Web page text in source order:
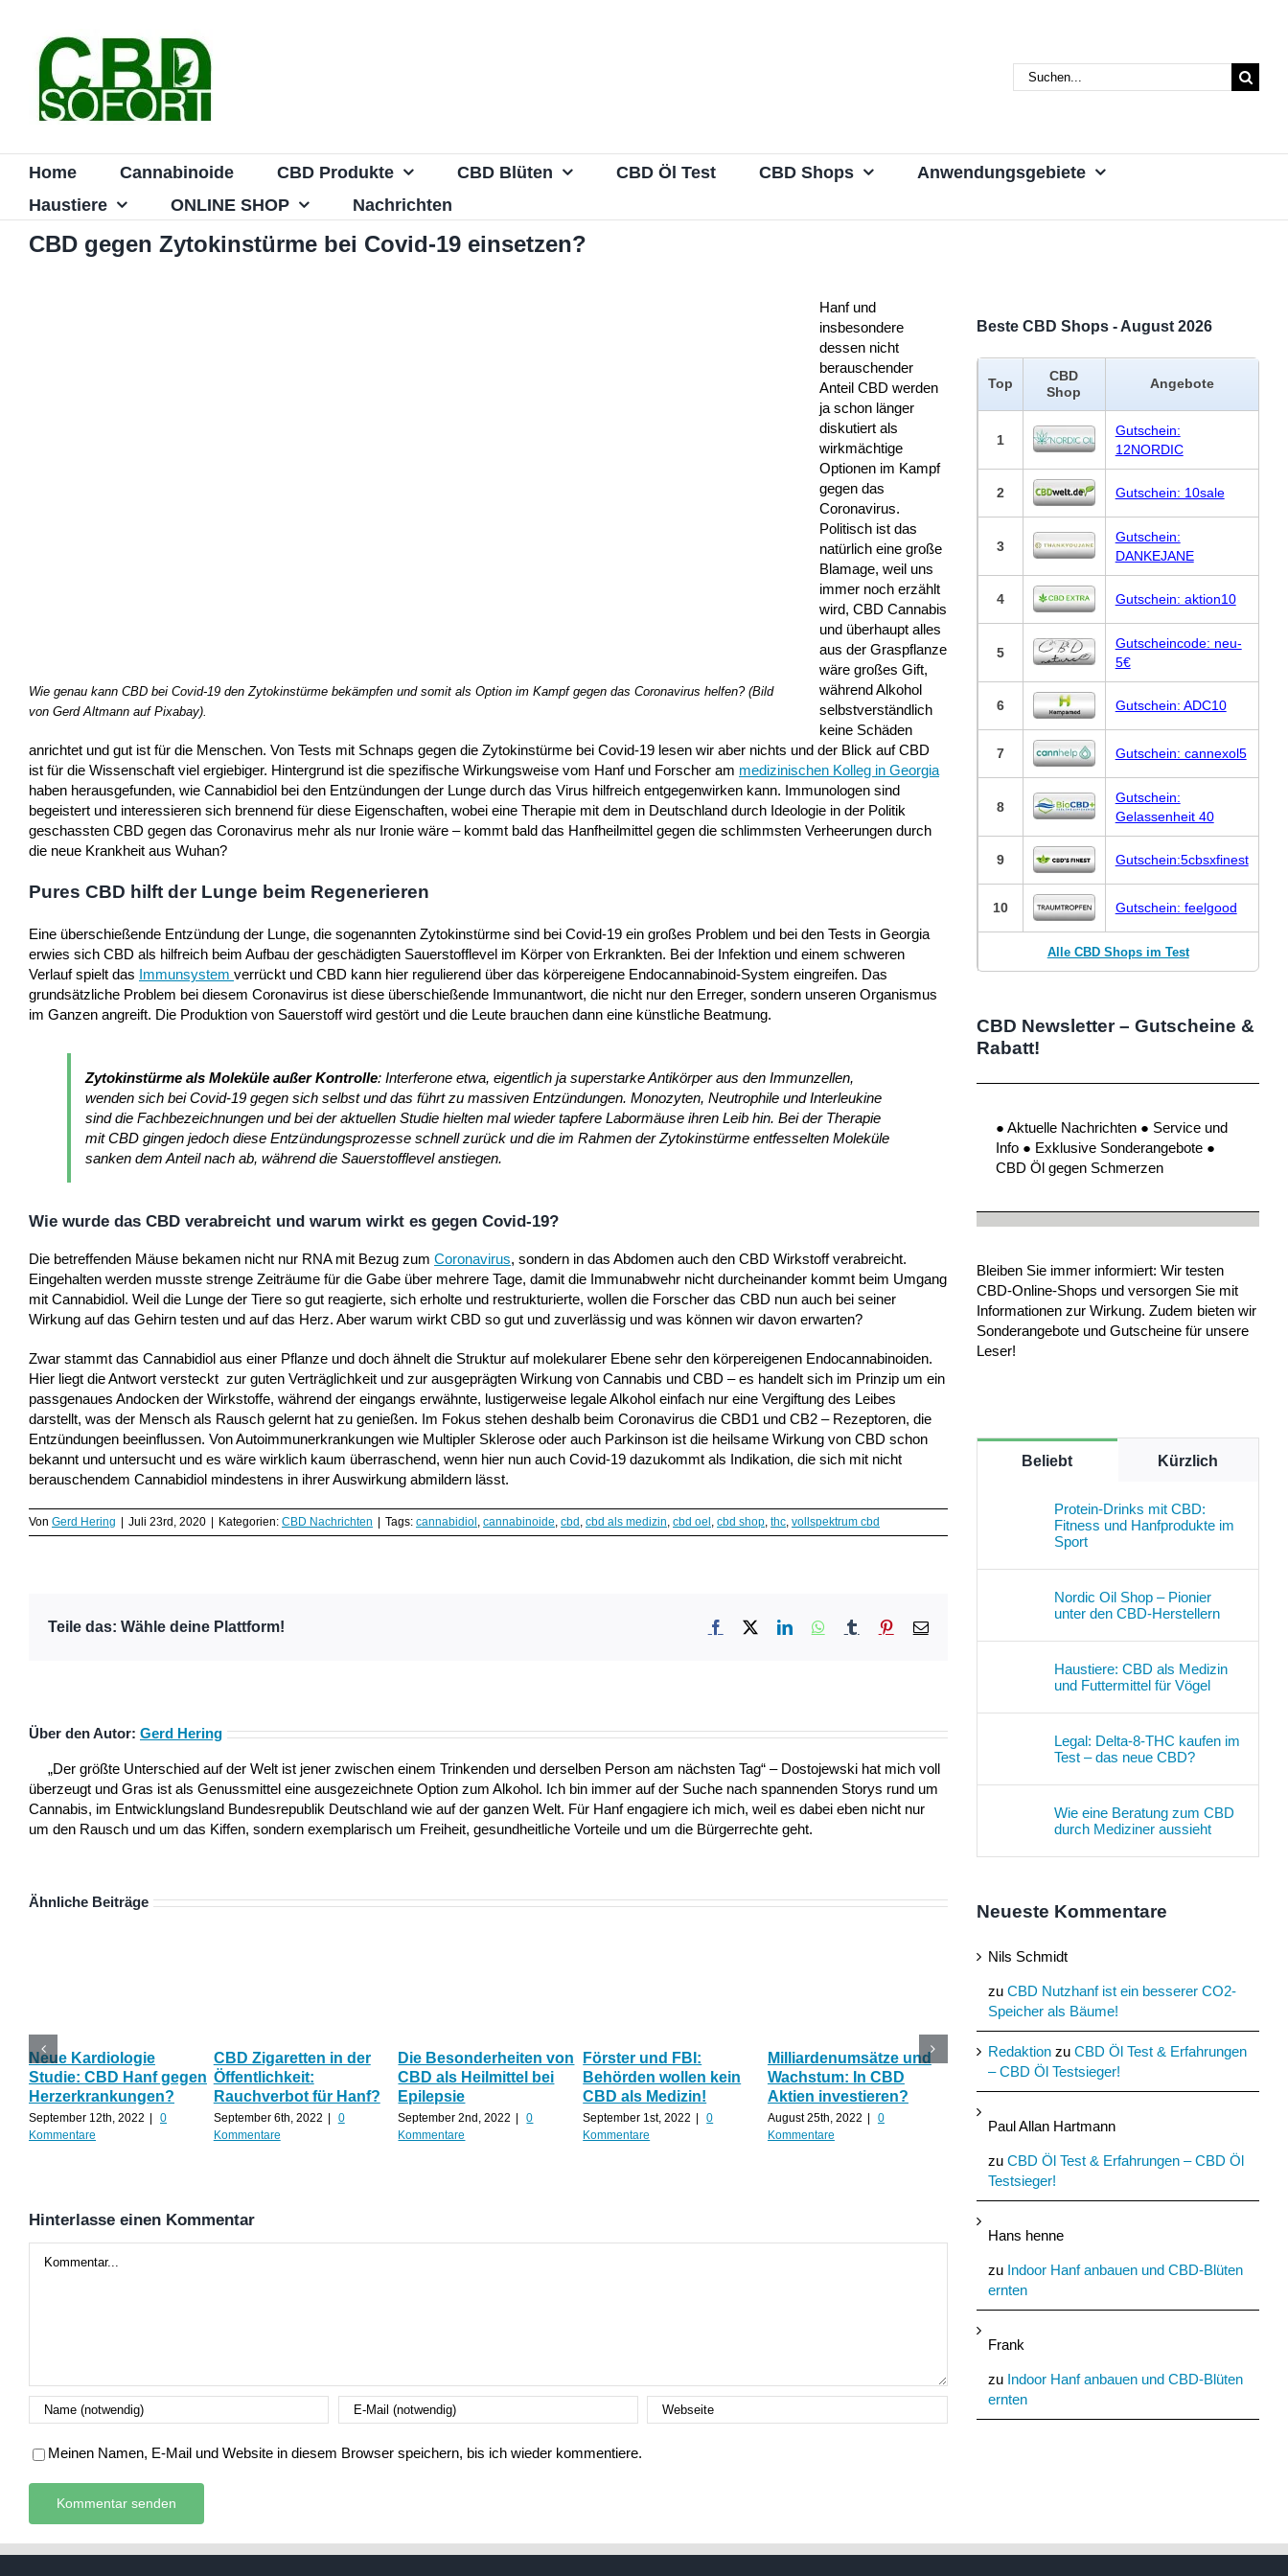
springen
Suche
nach:
Home Cannabinoide CBD Produkte CBD Blüten CBD Öl Test CBD Shops
Anwendungsgebiete
Haustiere
ONLINE SHOP Nachrichten
CBD gegen Zytokinstürme bei Covid-19 einsetzen?
Wie genau kann CBD bei Covid-19 den Zytokinstürme bekämpfen und somit als Option im Kampf gegen das Coronavirus helfen? (Bild
von Gerd Altmann auf Pixabay).
Hanf und
insbesondere
dessen nicht
berauschender
Anteil CBD werden
ja schon länger
diskutiert als
wirkmächtige
Optionen im Kampf
gegen das
Coronavirus.
Politisch ist das
natürlich eine große
Blamage, weil uns
immer noch erzählt
wird, CBD Cannabis
und überhaupt alles
aus der Graspflanze
wäre großes Gift,
während Alkohol
selbstverständlich
keine Schäden
anrichtet und gut ist für die Menschen. Von Tests mit Schnaps gegen die Zytokinstürme bei Covid-19 lesen wir aber nichts und der Blick auf CBD
ist für die Wissenschaft viel ergiebiger. Hintergrund ist die spezifische Wirkungsweise vom Hanf und Forscher am medizinischen Kolleg in Georgia
haben herausgefunden, wie Cannabidiol bei den Entzündungen der Lunge durch das Virus hilfreich entgegenwirken kann. Immunologen sind
begeistert und interessieren sich brennend für diese Eigenschaften, wobei eine Therapie mit dem in Deutschland durch Ideologie in der Politik
geschassten CBD gegen das Coronavirus mehr als nur Ironie wäre – kommt bald das Hanfheilmittel gegen die schlimmsten Verheerungen durch
die neue Krankheit aus Wuhan?
Pures CBD hilft der Lunge beim Regenerieren
Eine überschießende Entzündung der Lunge, die sogenannten Zytokinstürme sind bei Covid-19 ein großes Problem und bei den Tests in Georgia
erwies sich CBD als hilfreich beim Aufbau der geschädigten Sauerstofflevel im Körper von Erkrankten. Bei der Infektion und einem schweren
Verlauf spielt das Immunsystem verrückt und CBD kann hier regulierend über das körpereigene Endocannabinoid-System eingreifen. Das
grundsätzliche Problem bei diesem Coronavirus ist diese überschießende Immunantwort, die nicht nur den Erreger, sondern unseren Organismus
im Ganzen angreift. Die Produktion von Sauerstoff wird gestört und die Leute brauchen dann eine künstliche Beatmung.
Zytokinstürme als Moleküle außer Kontrolle: Interferone etwa, eigentlich ja superstarke Antikörper aus den Immunzellen,
wenden sich bei Covid-19 gegen sich selbst und das führt zu massiven Entzündungen. Monozyten, Neutrophile und Interleukine
sind die Fachbezeichnungen und bei der aktuellen Studie hielten mal wieder tapfere Labormäuse ihren Leib hin. Bei der Therapie
mit CBD gingen jedoch diese Entzündungsprozesse schnell zurück und die im Rahmen der Zytokinstürme entfesselten Moleküle
sanken dem Anteil nach ab, während die Sauerstofflevel anstiegen.
Wie wurde das CBD verabreicht und warum wirkt es gegen Covid-19?
Die betreffenden Mäuse bekamen nicht nur RNA mit Bezug zum Coronavirus, sondern in das Abdomen auch den CBD Wirkstoff verabreicht.
Eingehalten werden musste strenge Zeiträume für die Gabe über mehrere Tage, damit die Immunabwehr nicht durcheinander kommt beim Umgang
mit Cannabidiol. Weil die Lunge der Tiere so gut reagierte, sich erholte und restrukturierte, wollen die Forscher das CBD nun auch bei seiner
Wirkung auf das Gehirn testen und auf das Herz. Aber warum wirkt CBD so gut und zuverlässig und was können wir davon erwarten?
Zwar stammt das Cannabidiol aus einer Pflanze und doch ähnelt die Struktur auf molekularer Ebene sehr den körpereigenen Endocannabinoiden.
Hier liegt die Antwort versteckt zur guten Verträglichkeit und zur ausgeprägten Wirkung von Cannabis und CBD – es handelt sich im Prinzip um ein
passgenaues Andocken der Wirkstoffe, während der eingangs erwähnte, lustigerweise legale Alkohol einfach nur eine Vergiftung des Leibes
darstellt, was der Mensch als Rausch gelernt hat zu genießen. Im Fokus stehen deshalb beim Coronavirus die CBD1 und CB2 – Rezeptoren, die
Entzündungen beeinflussen. Von Autoimmunerkrankungen wie Multipler Sklerose oder auch Parkinson ist die heilsame Wirkung von CBD schon
bekannt und untersucht und es wäre wirklich kaum überraschend, wenn hier nun auch Covid-19 dazukommt als Indikation, die sich mit nicht
berauschendem Cannabidiol mindestens in ihrer Auswirkung abmildern lässt.
Von Gerd Hering | Juli 23rd, 2020 | Kategorien: CBD Nachrichten | Tags: cannabidiol, cannabinoide, cbd, cbd als medizin, cbd oel, cbd shop, thc, vollspektrum cbd
Teile das: Wähle deine Plattform! Facebook
X LinkedInWhatsApp
TumblrPinterest
E-
Über den Autor: Gerd Hering
„Der größte Unterschied auf der Welt ist jener zwischen einem Trinkenden und derselben Person am nächsten Tag“ – Dostojewski hat mich voll
überzeugt und Gras ist als Genussmittel eine ausgezeichnete Option zum Alkohol. Ich bin immer auf der Suche nach spannenden Storys rund um
Cannabis, im Entwicklungsland Bundesrepublik Deutschland wie auf der ganzen Welt. Für Hanf engagiere ich mich, weil es dabei eben nicht nur
um den Rausch und um das Kiffen, sondern exemplarisch um Freiheit, gesundheitliche Vorteile und um die Bürgerrechte geht.
Ähnliche Beiträge
Neue Kardiologie
Studie: CBD Hanf gegen
Herzerkrankungen?
September 12th, 2022 |
0
Kommentare
CBD Zigaretten in der
Öffentlichkeit:
Rauchverbot für Hanf?
September 6th, 2022 |
0
Kommentare
Die Besonderheiten von
CBD als Heilmittel bei
Epilepsie
September 2nd, 2022 |
0
Kommentare
Förster und FBI:
Behörden wollen kein
CBD als Medizin!
September 1st, 2022 |
0
Kommentare
Milliardenumsätze und
Wachstum: In CBD
Aktien investieren?
August 25th, 2022 |
0
Kommentare
Katerstimmung: Wie
hilfreich ist CBD Hanf
nach zu viel Alkohol?
August 24th, 2022
Kommentare
Das Ökohaus aus
Cannabinoide als
Kommentare
Hinterlasse einen Kommentar
Meinen Namen, E-Mail und Website in diesem Browser speichern, bis ich wieder kommentiere.
Beste CBD Shops - August 2026
Top
CBD
Shop
Angebote
1
Gutschein:
12NORDIC
2 Gutschein: 10sale
3
Gutschein:
DANKEJANE
4 Gutschein: aktion10
5
Gutscheincode: neu-
5€
6 Gutschein: ADC10
7 Gutschein: cannexol5
8
Gutschein:
Gelassenheit 40
9 Gutschein:5cbsxfinest
10 Gutschein: feelgood
Alle CBD Shops im Test
CBD Newsletter – Gutscheine &
Rabatt!
● Aktuelle Nachrichten ● Service und
Info ● Exklusive Sonderangebote ●
CBD Öl gegen Schmerzen
Bleiben Sie immer informiert: Wir testen
CBD-Online-Shops und versorgen Sie mit
Informationen zur Wirkung. Zudem bieten wir
Sonderangebote und Gutscheine für unsere
Leser!
Beliebt Kürzlich
Protein-Drinks mit CBD:
Fitness und Hanfprodukte im
Sport
Nordic Oil Shop – Pionier
unter den CBD-Herstellern
Haustiere: CBD als Medizin
und Futtermittel für Vögel
Legal: Delta-8-THC kaufen im
Test – das neue CBD?
Wie eine Beratung zum CBD
durch Mediziner aussieht
Neueste Kommentare
Nils Schmidt
zu CBD Nutzhanf ist ein besserer CO2-
Speicher als Bäume!
Redaktion zu CBD Öl Test & Erfahrungen
– CBD Öl Testsieger!
Paul Allan Hartmann
zu CBD Öl Test & Erfahrungen – CBD Öl
Testsieger!
Hans henne
zu Indoor Hanf anbauen und CBD-Blüten
ernten
Frank
zu Indoor Hanf anbauen und CBD-Blüten
ernten